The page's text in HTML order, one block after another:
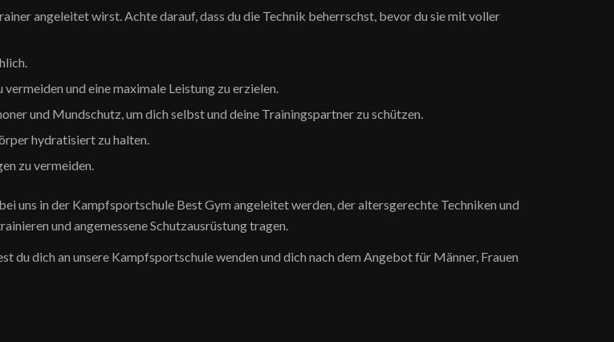
angeleitet wirst. Achte darauf, dass du die Technik beherrschst, bevor du sie mit voller
und eine maximale Leistung zu erzielen.
und Mundschutz, um dich selbst und deine Trainingspartner zu schützen.
hydratisiert zu halten.
zu vermeiden.
uns in der Kampfsportschule Best Gym angeleitet werden, der altersgerechte Techniken und
und angemessene Schutzausrüstung tragen.
dich an unsere Kampfsportschule wenden und dich nach dem Angebot für Männer, Frauen